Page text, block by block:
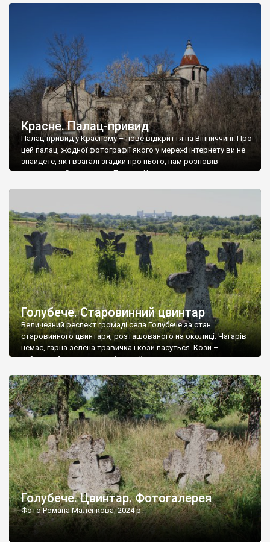
Красне. Палац-привид
Палац-привид у Красному – нове відкриття на Вінниччині. Про
цей палац, жодної фотографії якого у мережі інтернету ви не
знайдете, як і взагалі згадки про нього, нам розповів
мешканець Самгородка. Палац у Красному вразив не лише
Голубече. Старовинний цвинтар
Величезний респект громаді села Голубече за стан
старовинного цвинтаря, розташованого на околиці. Чагарів
немає, гарна зелена травичка і кози пасуться. Кози –
найкращий регулятор шкідливої, для старих кладовищ,
бруньками, кози ті бруньки обгризають, бо то улюблений
делікатес. На цвинтарі у Голубечому ціла колекція
різноманітних форм хрестів. Село відносно невелике, […]
Голубече. Цвинтар. Фотогалерея
Фото Романа Маленкова, 2024 р.